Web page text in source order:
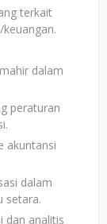
terkait
dalam
peraturan
akuntansi
dalam
setara.
dan analitis